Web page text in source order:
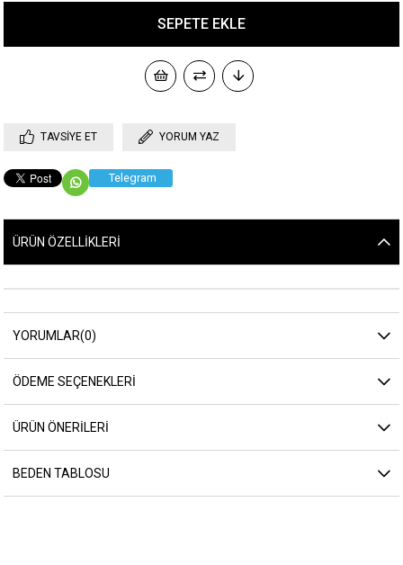
TAVSIYE ET YORUM YAZ
Telegram
ÜRÜN ÖZELLIKLERI
YORUMLAR(0)
ÖDEME SEÇENEKLERI
ÜRÜN ÖNERILERI
BEDEN TABLOSU